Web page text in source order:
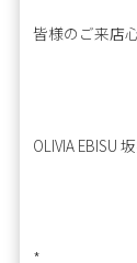
皆様のご来店
OLIVIA EBISU
*